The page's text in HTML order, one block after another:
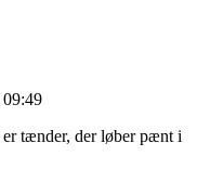
tænder, der løber pænt i